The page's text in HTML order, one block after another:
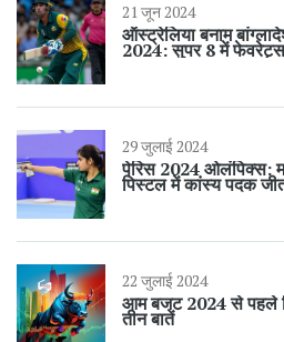
21 जून 2024
ऑस्ट्रेलिया बनाम
2024: सुपर 8 में फेवरेट्स
29 जुलाई 2024
पेरिस 2024 ओलंपिक्स:
पिस्टल में कांस्य पदक
22 जुलाई 2024
आम बजट 2024 से पहले
तीन बातें